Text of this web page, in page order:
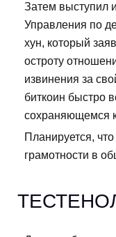
Затем выступил
Управления по
хун, который
остроту
извинения за
биткоин быстро
сохраняющемся
Планируется,
грамотности в